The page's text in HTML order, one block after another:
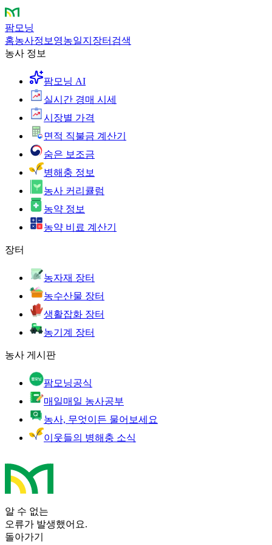
팜모닝
홈농사정보 영농일지 장터 검색
농사 정보
팜모닝 AI
실시간 경매 시세
시장별 가격
면적 직불금 계산기
숨은 보조금
병해충 정보
농사 커리큘럼
농약 정보
농약 비료 계산기
장터
농자재 장터
농수산물 장터
생활잡화 장터
농기계 장터
농사 게시판
팜모닝공식
매일매일 농사공부
농사, 무엇이든 물어보세요
이웃들의 병해충 소식
알 수 없는
오류가 발생했어요.
돌아가기